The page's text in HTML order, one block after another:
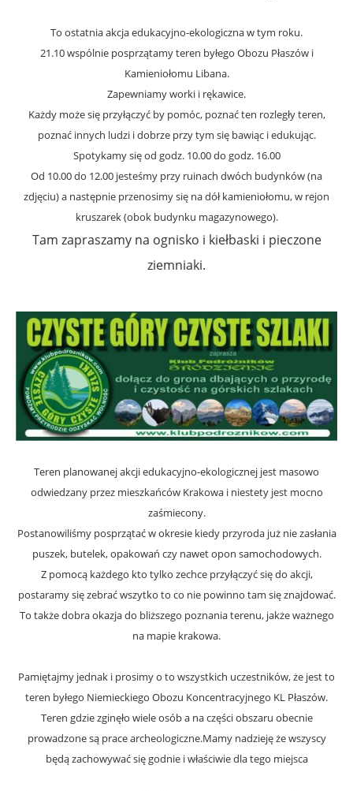
To ostatnia akcja edukacyjno-ekologiczna w tym roku.
21.10 wspólnie posprzątamy teren byłego Obozu Płaszów i
Kamieniołomu Libana.
Zapewniamy worki i rękawice.
Każdy może się przyłączyć by pomóc, poznać ten rozległy teren,
poznać innych ludzi i dobrze przy tym się bawiąc i edukując.
Spotykamy się od godz. 10.00 do godz. 16.00
Od 10.00 do 12.00 jesteśmy przy ruinach dwóch budynków (na
zdjęciu) a następnie przenosimy się na dół kamieniołomu, w rejon
kruszarek (obok budynku magazynowego).
Tam zapraszamy na ognisko i kiełbaski i pieczone
ziemniaki.
Teren planowanej akcji edukacyjno-ekologicznej jest masowo
odwiedzany przez mieszkańców Krakowa i niestety jest mocno
zaśmiecony.
Postanowiliśmy posprzątać w okresie kiedy przyroda już nie zasłania
puszek, butelek, opakowań czy nawet opon samochodowych.
Z pomocą każdego kto tylko zechce przyłączyć się do akcji,
postaramy się zebrać wszytko to co nie powinno tam się znajdować.
To także dobra okazja do bliższego poznania terenu, jakże ważnego
na mapie krakowa.
Pamiętajmy jednak i prosimy o to wszystkich uczestników, że jest to
teren byłego Niemieckiego Obozu Koncentracyjnego KL Płaszów.
Teren gdzie zginęło wiele osób a na części obszaru obecnie
prowadzone są prace archeologiczne.Mamy nadzieję że wszyscy
będą zachowywać się godnie i właściwie dla tego miejsca